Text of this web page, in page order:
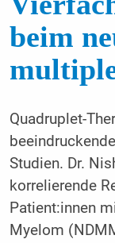
beim
Quadruplet-
Studien. Dr.
korrelierende
Patient:innen
Myelom